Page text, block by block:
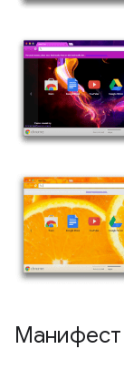
Манифест